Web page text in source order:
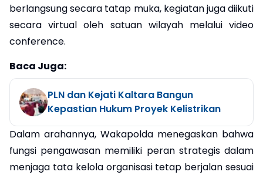
berlangsung secara tatap muka, kegiatan juga diikuti
secara virtual oleh satuan wilayah melalui video
conference.
Baca Juga:
PLN dan Kejati Kaltara Bangun
Kepastian Hukum Proyek Kelistrikan
Dalam arahannya, Wakapolda menegaskan bahwa
fungsi pengawasan memiliki peran strategis dalam
menjaga tata kelola organisasi tetap berjalan sesuai